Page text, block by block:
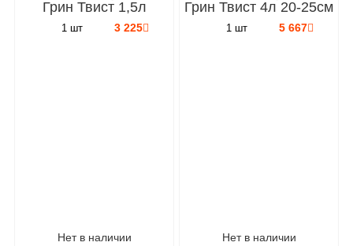
Грин Твист 1,5л
1 шт 3 225
Нет в наличии
Грин Твист 4л 20-25см
1 шт 5 667
Нет в наличии